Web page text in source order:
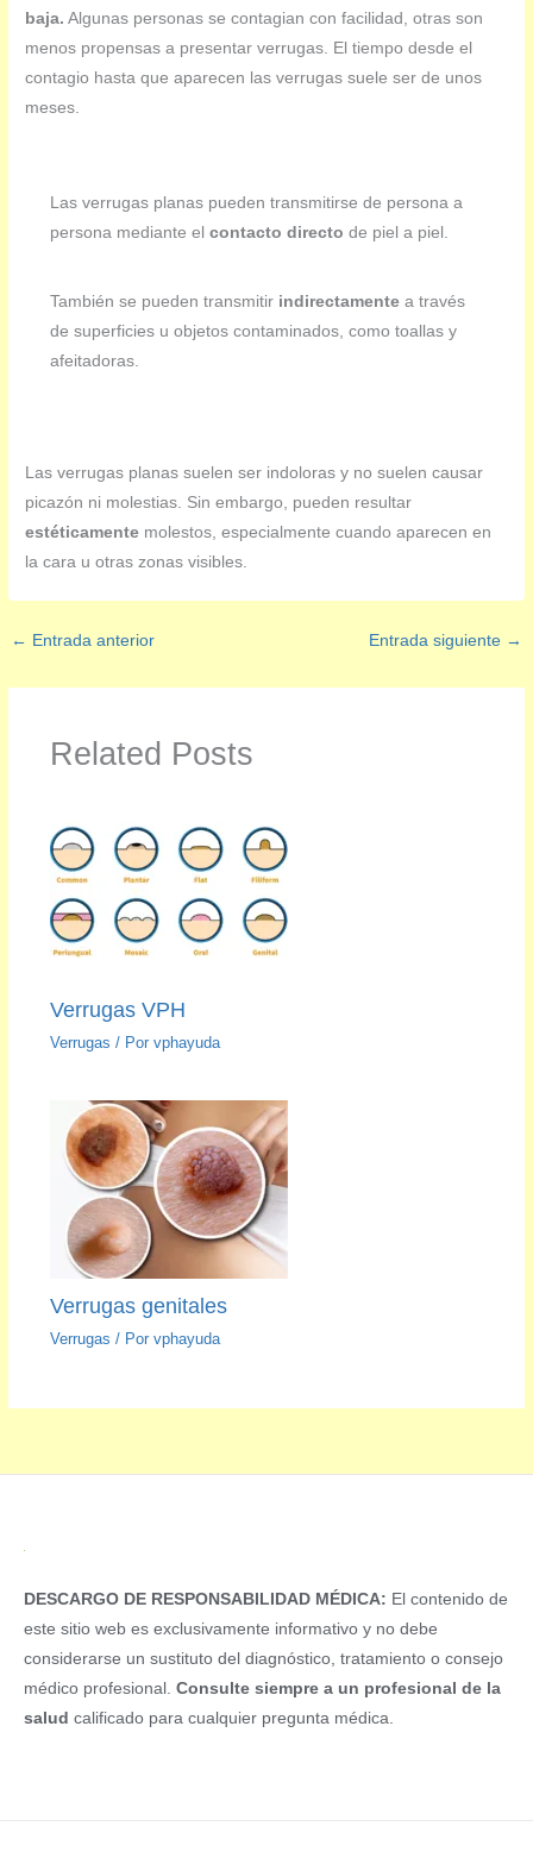
baja. Algunas personas se contagian con facilidad, otras son
menos propensas a presentar verrugas. El tiempo desde el
contagio hasta que aparecen las verrugas suele ser de unos
meses.
Las verrugas planas pueden transmitirse de persona a
persona mediante el contacto directo de piel a piel.
También se pueden transmitir indirectamentea través
de superficies u objetos contaminados, como toallas y
afeitadoras.
Las verrugas planas suelen ser indoloras y no suelen causar
picazón ni molestias. Sin embargo, pueden resultar
estéticamente molestos, especialmente cuando aparecen en
la cara u otras zonas visibles.
← Entrada anterior Entrada siguiente →
Related Posts
Verrugas VPH
Verrugas / Por vphayuda
Verrugas genitales
Verrugas / Por vphayuda
DESCARGO DE RESPONSABILIDAD MÉDICA: El contenido de
este sitio web es exclusivamente informativo y no debe
considerarse un sustituto del diagnóstico, tratamiento o consejo
médico profesional. Consulte siempre a un profesional de la
salud calificado para cualquier pregunta médica.